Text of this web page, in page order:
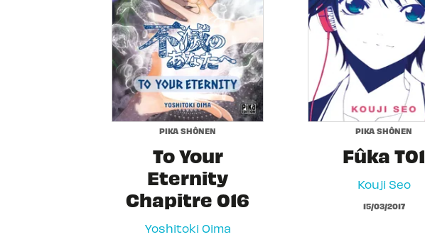
PIKA SHÔNEN
To Your
Eternity
Chapitre 016
Yoshitoki Oima
PIKA SHÔNEN
Fûka T01
Kouji Seo
15/03/2017